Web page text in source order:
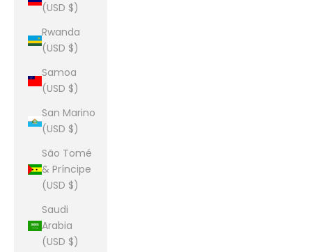
(USD $)
Rwanda
(USD $)
Samoa
(USD $)
San Marino
(USD $)
São Tomé
& Príncipe
(USD $)
Saudi
Arabia
(USD $)